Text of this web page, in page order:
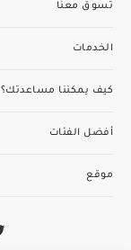
تسوق معنا
الخدمات
كيف يمكننا مساعدتك؟
أفضل الفئات
موقع